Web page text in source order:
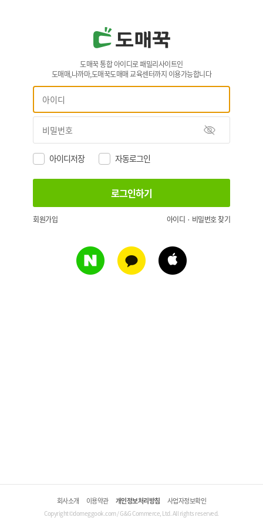
도매꾹 통합 아이디로 패밀리사이트인
도매매,나까마,도매꾹도매매 교육센터까지 이용가능합니다
아이디저장 자동로그인
회원가입 아이디 · 비밀번호 찾기
회사소개 이용약관 개인정보처리방침 사업자정보확인
Copyright©domeggook.com / G&G Commerce, Ltd. All rights reserved.